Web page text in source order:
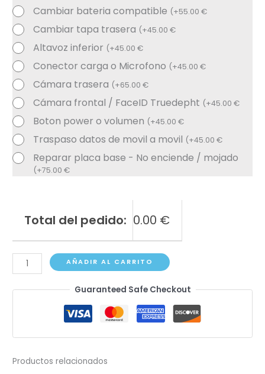
Cambiar bateria compatible (+55.00€
Cambiar tapa trasera (+45.00€
Altavoz inferior (+45.00€
Conector carga o Microfono (+45.00€
Cámara trasera (+65.00€
Cámara frontal / FaceID Truedepht (+45.00€
Boton power o volumen (+45.00€
Traspaso datos de movil a movil (+45.00€
Reparar placa base - No enciende / mojado
(+75.00€
Total del pedido: 0.00 €
Xiaomi
Redmi
13C
AÑADIR AL CARRITO
Guaranteed Safe Checkout
Productos relacionados